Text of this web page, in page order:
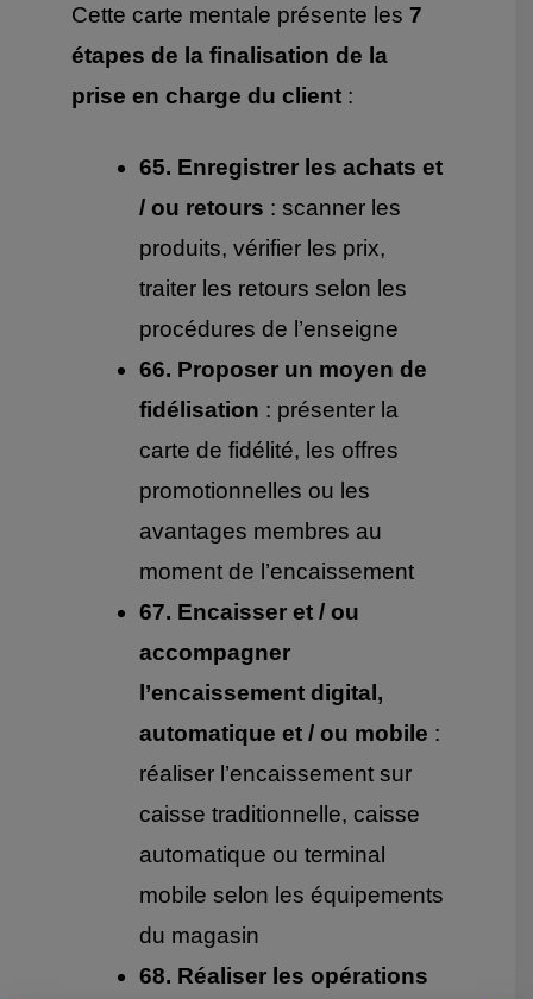
Cette carte mentale présente les 7
étapes de la finalisation de la
prise en charge du client :
65. Enregistrer les achats et
/ ou retours : scanner les
produits, vérifier les prix,
traiter les retours selon les
procédures de l’enseigne
66. Proposer un moyen de
fidélisation : présenter la
carte de fidélité, les offres
promotionnelles ou les
avantages membres au
moment de l’encaissement
67. Encaisser et / ou
accompagner
l’encaissement digital,
automatique et / ou mobile :
réaliser l’encaissement sur
caisse traditionnelle, caisse
automatique ou terminal
mobile selon les équipements
du magasin
68. Réaliser les opérations